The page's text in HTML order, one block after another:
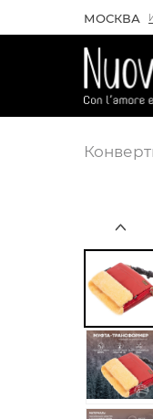
МОСКВА
Карточка